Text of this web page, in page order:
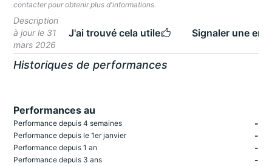
contacter pour obtenir plus d'informations.
Description
à jour le 31
mars 2026
J'ai trouvé cela utile Signaler une
Historiques de performances
Performances au
Performance depuis 4 semaines -
Performance depuis le 1er janvier -
Performance depuis 1 an -
Performance depuis 3 ans -